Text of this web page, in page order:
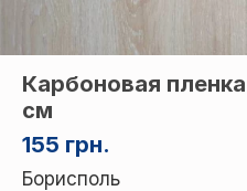
155 грн.
Карбоновая
см
Борисполь